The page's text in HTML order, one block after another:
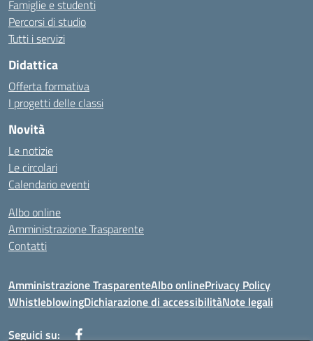
Famiglie e studenti
Percorsi di studio
Tutti i servizi
Didattica
Offerta formativa
I progetti delle classi
Novità
Le notizie
Le circolari
Calendario eventi
Albo online
Amministrazione Trasparente
Contatti
Amministrazione TrasparenteAlbo onlinePrivacy Policy
WhistleblowingDichiarazione di accessibilitàNote legali
Seguici su: